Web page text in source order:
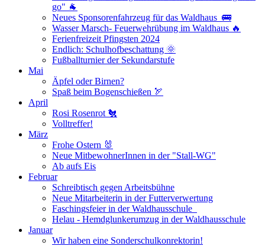
go" 🐐
Neues Sponsorenfahrzeug für das Waldhaus 🚌
Wasser Marsch- Feuerwehrübung im Waldhaus 🔥
Ferienfreizeit Pfingsten 2024
Endlich: Schulhofbeschattung 🌞
Fußballturnier der Sekundarstufe
Mai
Äpfel oder Birnen?
Spaß beim Bogenschießen 🏹
April
Rosi Rosenrot 🐔
Volltreffer!
März
Frohe Ostern 🐰
Neue MitbewohnerInnen in der "Stall-WG"
Ab aufs Eis
Februar
Schreibtisch gegen Arbeitsbühne
Neue Mitarbeiterin in der Futterverwertung
Faschingsfeier in der Waldhausschule
Helau - Hemdglunkerumzug in der Waldhausschule
Januar
Wir haben eine Sonderschulkonrektorin!